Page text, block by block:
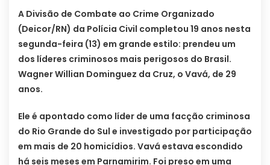
A Divisão de Combate ao Crime Organizado
(Deicor/RN) da Polícia Civil completou 19 anos nesta
segunda-feira (13) em grande estilo: prendeu um
dos líderes criminosos mais perigosos do Brasil.
Wagner Willian Dominguez da Cruz, o Vavá, de 29
anos.
Ele é apontado como líder de uma facção criminosa
do Rio Grande do Sul e investigado por participação
em mais de 20 homicídios. Vavá estava escondido
há seis meses em Parnamirim. Foi preso em uma